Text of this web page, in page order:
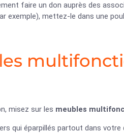
faire un don auprès des
exemple), mettez-le dans une
misez sur les meubles
qui éparpillés partout dans votre